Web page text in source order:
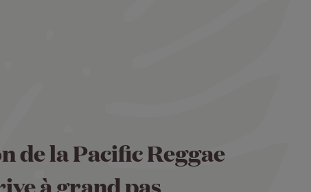
de la Pacific Reggae